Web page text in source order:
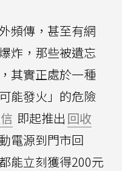
頻傳，甚至有網
炸，那些被遺忘
其實正處於一種
能發火」的危險
即起推出 回收
電源到門市回
能立刻獲得200元